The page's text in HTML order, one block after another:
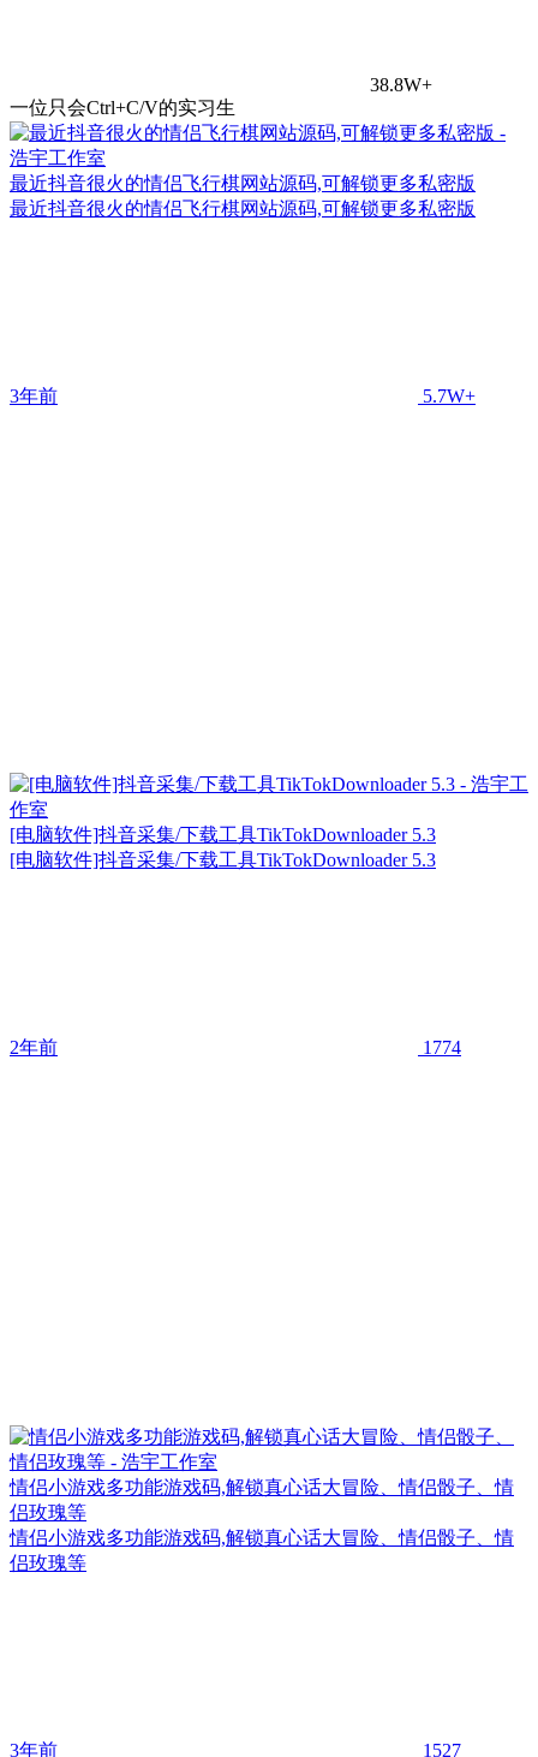
38.8W+
一位只会Ctrl+C/V的实习生
最近抖音很火的情侣飞行棋网站源码,可解锁更多私密版
最近抖音很火的情侣飞行棋网站源码,可解锁更多私密版
3年前 5.7W+
[电脑软件]抖音采集/下载工具TikTokDownloader 5.3
[电脑软件]抖音采集/下载工具TikTokDownloader 5.3
2年前 1774
情侣小游戏多功能游戏码,解锁真心话大冒险、情侣骰子、情
侣玫瑰等
情侣小游戏多功能游戏码,解锁真心话大冒险、情侣骰子、情
侣玫瑰等
3年前 1527